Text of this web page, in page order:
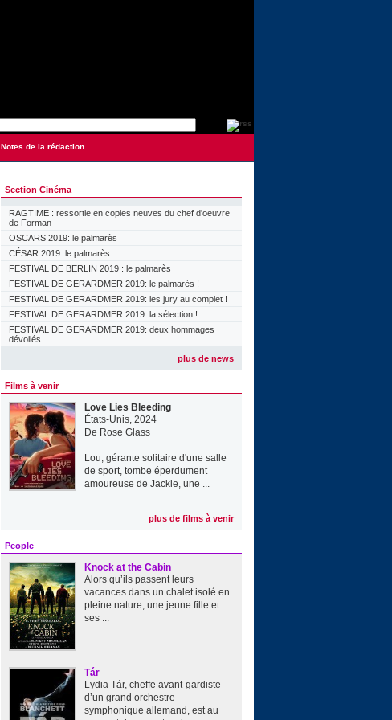
Notes de la rédaction
Section Cinéma
RAGTIME : ressortie en copies neuves du chef d'oeuvre
de Forman
OSCARS 2019: le palmarès
CÉSAR 2019: le palmarès
FESTIVAL DE BERLIN 2019 : le palmarès
FESTIVAL DE GERARDMER 2019: le palmarès !
FESTIVAL DE GERARDMER 2019: les jury au complet !
FESTIVAL DE GERARDMER 2019: la sélection !
FESTIVAL DE GERARDMER 2019: deux hommages
dévoilés
plus de news
Films à venir
Love Lies Bleeding
États-Unis, 2024
De Rose Glass
Lou, gérante solitaire d'une salle
de sport, tombe éperdument
amoureuse de Jackie, une ...
plus de films à venir
People
Knock at the Cabin
Alors qu’ils passent leurs
vacances dans un chalet isolé en
pleine nature, une jeune fille et
ses ...
Tár
Lydia Tár, cheffe avant-gardiste
d’un grand orchestre
symphonique allemand, est au